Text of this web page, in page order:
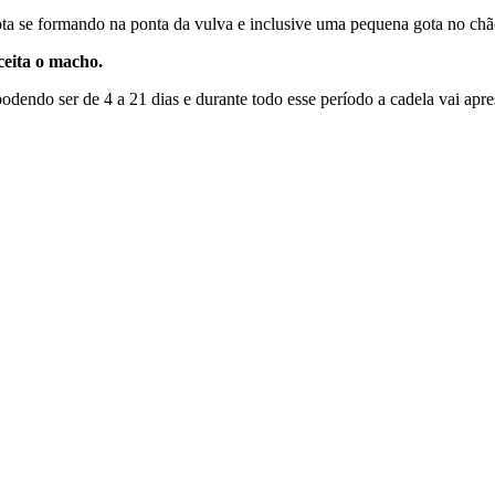
se formando na ponta da vulva e inclusive uma pequena gota no
o macho.
ser de 4 a 21 dias e durante todo esse período a cadela vai